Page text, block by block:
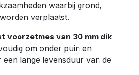
waarbij grond,
verplaatst.
voorzetmes van 30 mm dik
om onder puin en
lange levensduur van de